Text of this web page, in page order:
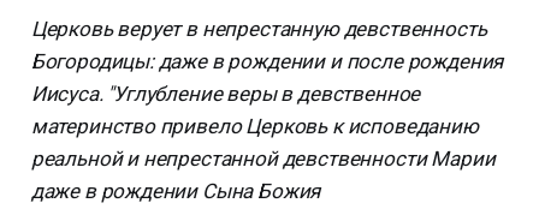
Церковь верует в непрестанную девственность
Богородицы: даже в рождении и после рождения
Иисуса. "Углубление веры в девственное
материнство привело Церковь к исповеданию
реальной и непрестанной девственности Марии
даже в рождении Сына Божия